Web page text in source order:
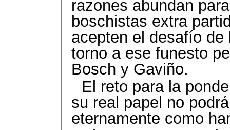
razones abundan
boschistas extra
acepten el desafío
torno a ese funesto
Bosch y Gaviño.
El reto para la
su real papel no
eternamente como